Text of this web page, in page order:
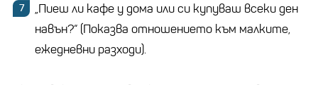
„Пиеш ли кафе у дома или си купуваш всеки ден
навън?“ (Показва отношението към малките,
ежедневни разходи).